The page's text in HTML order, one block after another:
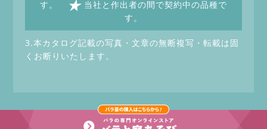
す。
★ 当社と作出者の間で契約中の品種で
す。
3.本カタログ記載の写真・文章の無断複写・転載は固
くお断りいたします。
Copyrightc Keihan Gardening Co.,Ltd. All Rights Reserved.